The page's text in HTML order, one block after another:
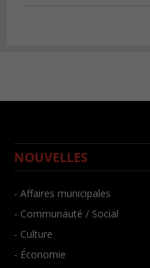
NOUVELLES
- Affaires municipales
- Communauté / Social
- Culture
- Économie